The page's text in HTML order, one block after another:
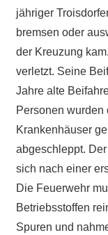
jähriger
bremsen oder
der Kreuzung
verletzt. Seine
Jahre alte
Personen
Krankenhäuser
abgeschleppt.
sich nach einer
Die Feuerwehr
Betriebsstoffen
Spuren und